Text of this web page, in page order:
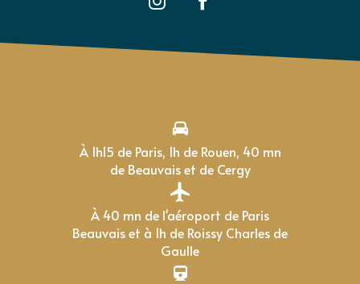
À 1h15 de Paris, 1h de Rouen, 40 mn
de Beauvais et de Cergy
À 40 mn de l'aéroport de Paris
Beauvais et à 1h de Roissy Charles de
Gaulle